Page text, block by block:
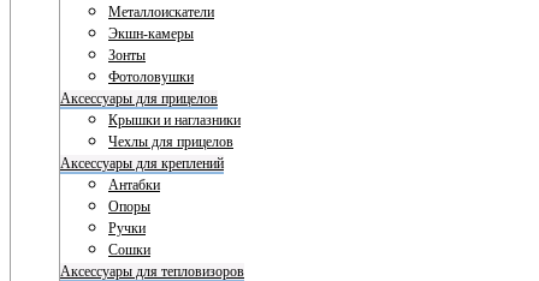
Металлоискатели
Экшн-камеры
Зонты
Фотоловушки
Аксессуары для прицелов
Крышки и наглазники
Чехлы для прицелов
Аксессуары для креплений
Антабки
Опоры
Ручки
Сошки
Аксессуары для тепловизоров